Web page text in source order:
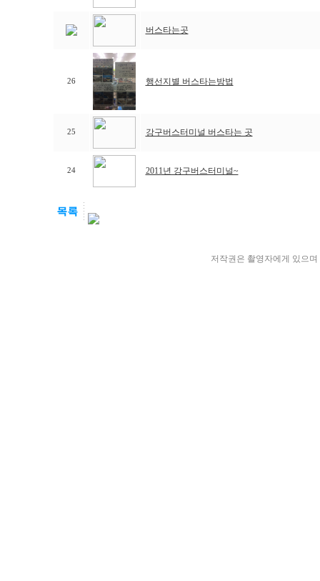
버스타는곳
26 행선지별 버스타는방법
25 강구버스터미널 버스타는 곳
24 2011년 강구버스터미널~
저작권은 촬영자에게 있으